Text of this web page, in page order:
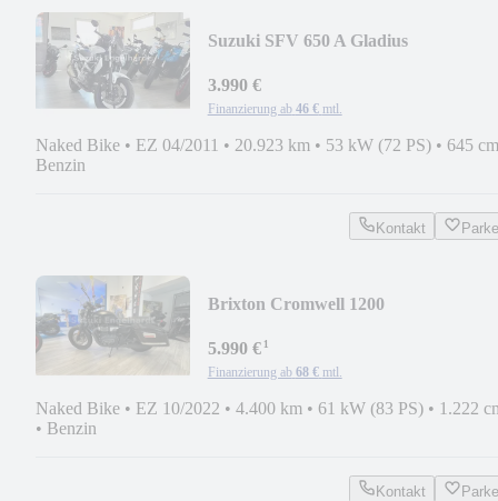
Suzuki SFV 650 A Gladius
3.990 €
Finanzierung ab 46 € mtl.
Naked Bike • EZ 04/2011 • 20.923 km • 53 kW (72 PS) • 645
Benzin
Kontakt
Brixton Cromwell 1200
5.990 €¹
Finanzierung ab 68 € mtl.
Naked Bike • EZ 10/2022 • 4.400 km • 61 kW (83 PS) • 1.222
• Benzin
Kontakt